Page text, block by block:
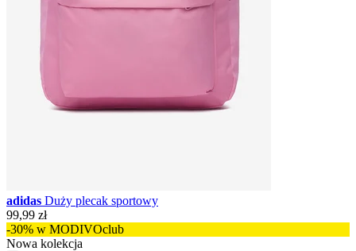
adidas Duży plecak sportowy
99,99 zł
-30% w MODIVOclub
Nowa kolekcja